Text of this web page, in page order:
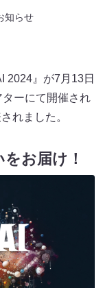
知らせ
2024』が7月13日
ターにて開催され
れました。
お届け！